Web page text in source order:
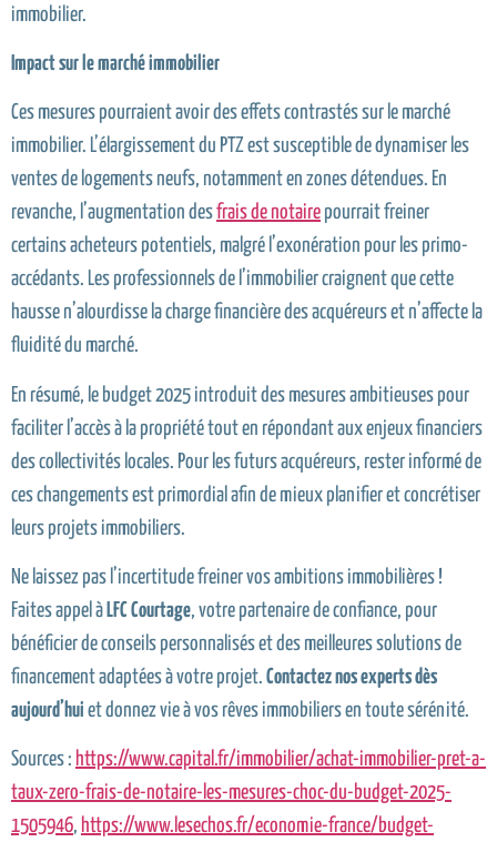
immobilier.
Impact sur le marché immobilier
Ces mesures pourraient avoir des effets contrastés sur le marché
immobilier. L’élargissement du PTZ est susceptible de dynamiser les
ventes de logements neufs, notamment en zones détendues. En
revanche, l’augmentation desfrais de notaire pourrait freiner
certains acheteurs potentiels, malgré l’exonération pour les primo-
accédants. Les professionnels de l’immobilier craignent que cette
hausse n’alourdisse la charge financière des acquéreurs et n’affecte la
fluidité du marché.
En résumé, le budget 2025 introduit des mesures ambitieuses pour
faciliter l’accès à la propriété tout en répondant aux enjeux financiers
des collectivités locales. Pour les futurs acquéreurs, rester informé de
ces changements est primordial afin de mieux planifier et concrétiser
leurs projets immobiliers.
Ne laissez pas l’incertitude freiner vos ambitions immobilières !
Faites appel à LFC Courtage, votre partenaire de confiance, pour
bénéficier de conseils personnalisés et des meilleures solutions de
financement adaptées à votre projet. Contactez nos experts dès
aujourd’hui et donnez vie à vos rêves immobiliers en toute sérénité.
Sources : https://www.capital.fr/immobilier/achat-immobilier-pret-a-
taux-zero-frais-de-notaire-les-mesures-choc-du-budget-2025-
1505946, https://www.lesechos.fr/economie-france/budget-